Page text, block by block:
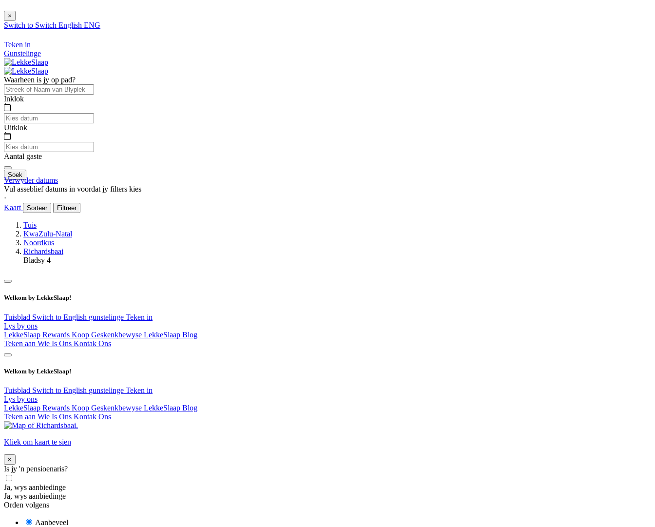
×
Switch to Switch English ENG
Teken in
Gunstelinge
Waarheen is jy op pad?
Inklok
Uitklok
Aantal gaste
Soek
Verwyder datums
Vul asseblief datums in voordat jy filters kies
⋅
Kaart
Sorteer Filtreer
Tuis
KwaZulu-Natal
Noordkus
Richardsbaai
Bladsy 4
Welkom by LekkeSlaap!
Tuisblad Switch to English gunstelinge Teken in
Lys by ons
LekkeSlaap Rewards Koop Geskenkbewyse LekkeSlaap Blog
Teken aan Wie Is Ons Kontak Ons
Welkom by LekkeSlaap!
Tuisblad Switch to English gunstelinge Teken in
Lys by ons
LekkeSlaap Rewards Koop Geskenkbewyse LekkeSlaap Blog
Teken aan Wie Is Ons Kontak Ons
Kliek om kaart te sien
×
Is jy 'n pensioenaris?
Ja, wys aanbiedinge
Ja, wys aanbiedinge
Orden volgens
Aanbeveel